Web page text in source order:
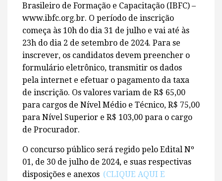
Brasileiro de Formação e Capacitação (IBFC) –
www.ibfc.org.br. O período de inscrição
começa às 10h do dia 31 de julho e vai até às
23h do dia 2 de setembro de 2024. Para se
inscrever, os candidatos devem preencher o
formulário eletrônico, transmitir os dados
pela internet e efetuar o pagamento da taxa
de inscrição. Os valores variam de R$ 65,00
para cargos de Nível Médio e Técnico, R$ 75,00
para Nível Superior e R$ 103,00 para o cargo
de Procurador.
O concurso público será regido pelo Edital Nº
01, de 30 de julho de 2024, e suas respectivas
disposições e anexos (CLIQUE AQUI E